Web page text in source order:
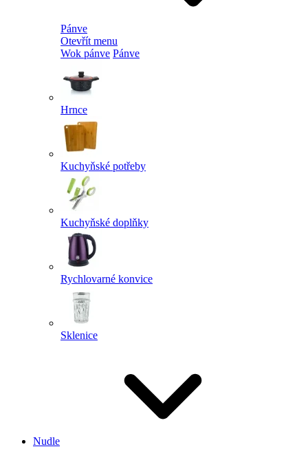
Pánve
Otevřít menu
Wok pánve Pánve
Hrnce
Kuchyňské potřeby
Kuchyňské doplňky
Rychlovarné konvice
Sklenice
Nudle